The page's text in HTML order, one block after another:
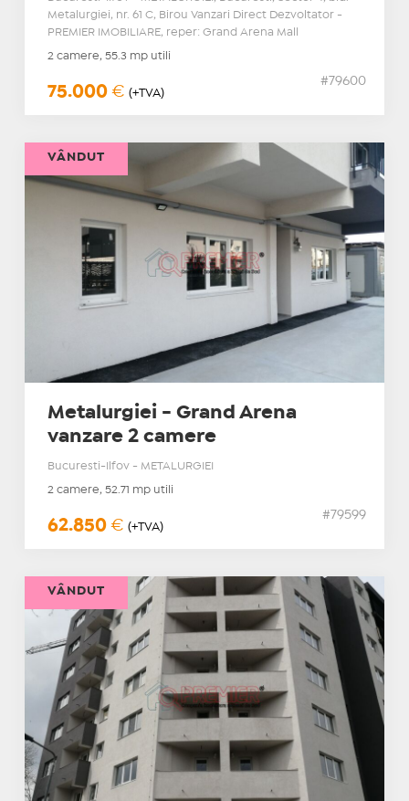
Metalurgiei, nr. 61 C, Birou Vanzari Direct Dezvoltator -
PREMIER IMOBILIARE, reper: Grand Arena Mall
2 camere, 55.3 mp utili
75.000 € (+TVA)
#79600
Metalurgiei - Grand Arena
vanzare 2 camere
Bucuresti-Ilfov - METALURGIEI
2 camere, 52.71 mp utili
62.850 € (+TVA)
#79599
VÂNDUT
VÂNDUT